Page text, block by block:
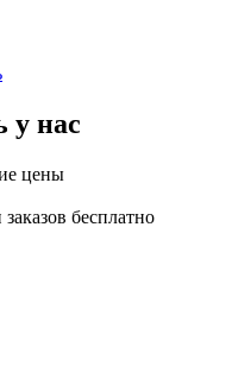
у нас
цены
бесплатно